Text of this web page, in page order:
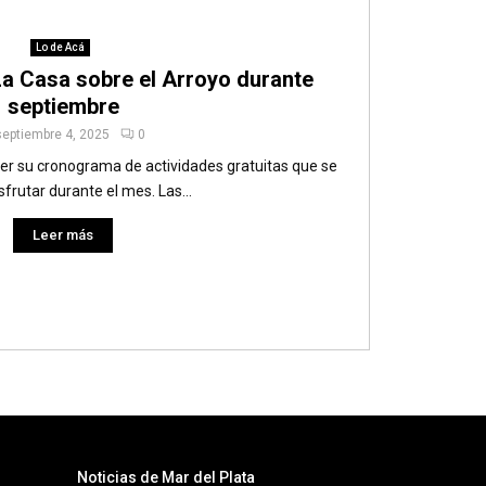
Lo de Acá
Casa sobre el Arroyo durante
septiembre
4, 2025 0
su cronograma de actividades gratuitas que se
durante el mes. Las...
Leer más
Noticias de Mar del Plata